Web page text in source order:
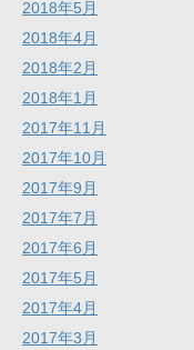
2018年5月
2018年4月
2018年2月
2018年1月
2017年11月
2017年10月
2017年9月
2017年7月
2017年6月
2017年5月
2017年4月
2017年3月